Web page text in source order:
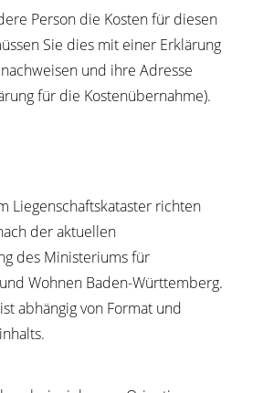
Person die Kosten für diesen
Sie dies mit einer Erklärung
und ihre Adresse
für die Kostenübernahme).
Liegenschaftskataster richten
der aktuellen
des Ministeriums für
Wohnen Baden-Württemberg.
abhängig von Format und